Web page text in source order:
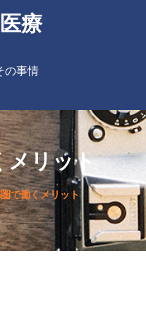
療
の事情
メリット
で働くメリット